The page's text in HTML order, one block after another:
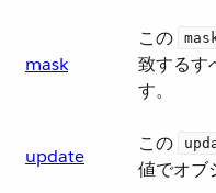
mask
この ​
致するす
す。
update
この ​
値でオブ